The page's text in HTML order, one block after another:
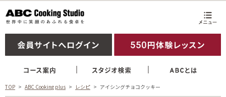
TOP ABC Cooking plus レシピ アイシングチョコクッキー